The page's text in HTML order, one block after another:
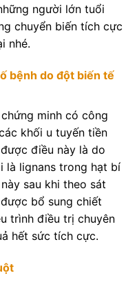
người lớn tuổi
chuyển biến tích cực
nhé.
bệnh do đột biến tế
minh có công
khối u tuyến tiền
điều này là do
là lignans trong hạt bí
sau khi theo sát
bổ sung chiết
trình điều trị chuyên
hết sức tích cực.